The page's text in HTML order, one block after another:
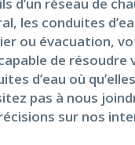
les conduites
ou évacuation,
de résoudre
d’eau où
pas à nous
sur nos